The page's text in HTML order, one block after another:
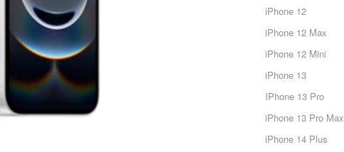
iPhone 12
iPhone 12 Max
iPhone 12 Mini
iPhone 13
IPhone 13 Pro
iPhone 13 Pro Max
iPhone 14 Plus